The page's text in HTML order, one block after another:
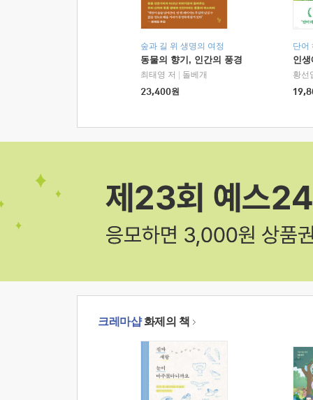
숲과 길 위 생명의 여정
동물의 향기, 인간의 풍경
최태영 저
돌베개
23,400원
단어
인
황선
크레마샵화제의 책